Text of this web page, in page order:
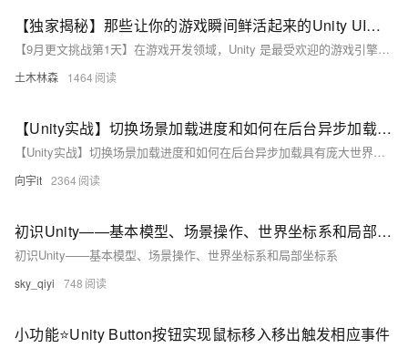
【独家揭秘】那些让你的游戏瞬间鲜活起来的Unity UI动画技巧：从零开始打造动态按钮，提升玩家交互体验的绝招大公开！
【9月更文挑战第1天】在游戏开发领域，Unity 是最受欢迎的游戏引擎之一，其强大的跨平台发布能力和丰富的功能集让开发者能够迅速打造出高质量的游戏。优秀的 UI 设计对于游戏至关重要，尤其是在手游市场，出色的 UI 能给玩家留下深刻的第一印象。Unity 的 UGUI 系统提供了一整套解决方案，包括 Canvas、Image 和 Button 等组件，支持添加各种动画效果。
土木林森 1464
【Unity实战】切换场景加载进度和如何在后台异步加载具有庞大世界的游戏场景，实现无缝衔接（附项目源码）
【Unity实战】切换场景加载进度和如何在后台异步加载具有庞大世界的游戏场景，实现无缝衔接（附项目源码）
向宇it 2364
初识Unity——基本模型、场景操作、世界坐标系和局部坐标系
初识Unity——基本模型、场景操作、世界坐标系和局部坐标系
sky_qiyi 748
小功能⭐️Unity Button按钮实现鼠标移入移出触发相应事件